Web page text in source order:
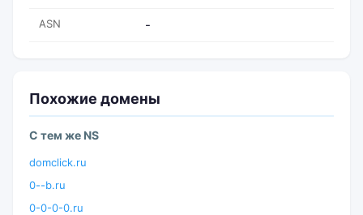
ASN -
Похожие домены
С тем же NS
domclick.ru
0--b.ru
0-0-0-0.ru